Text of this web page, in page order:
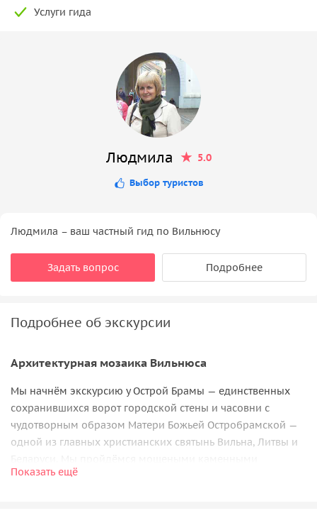
Услуги гида
Людмила 5.0
Выбор туристов
Людмила – ваш частный гид по Вильнюсу
Задать вопрос Подробнее
Подробнее об экскурсии
Архитектурная мозаика Вильнюса
Мы начнём экскурсию у Острой Брамы — единственных
сохранившихся ворот городской стены и часовни с
чудотворным образом Матери Божьей Остробрамской —
одной из главных христианских святынь Вильна, Литвы и
улочками от Святых ворот до нижнего замка с
Показать ещё